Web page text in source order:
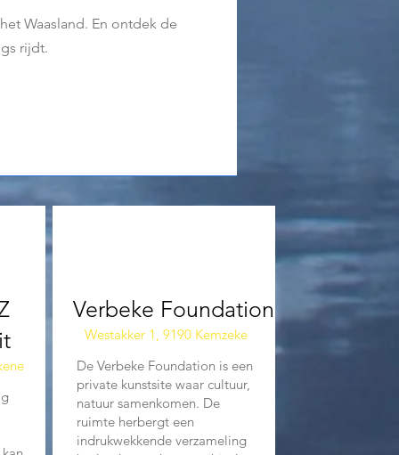
Waasland. En ontdek de
rijdt.
Verbeke Foundation
Westakker 1, 9190 Kemzeke
De Verbeke Foundation is een
private kunstsite waar cultuur,
natuur samenkomen. De
ruimte herbergt een
indrukwekkende verzameling